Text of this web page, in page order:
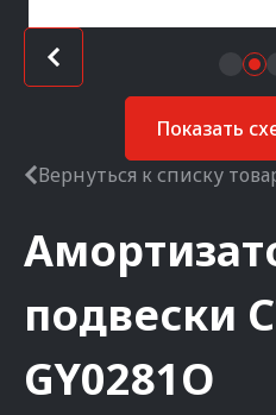
Показать
Вернуться к списку
подвески
GY0281O